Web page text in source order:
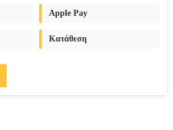
Apple Pay
Κατάθεση